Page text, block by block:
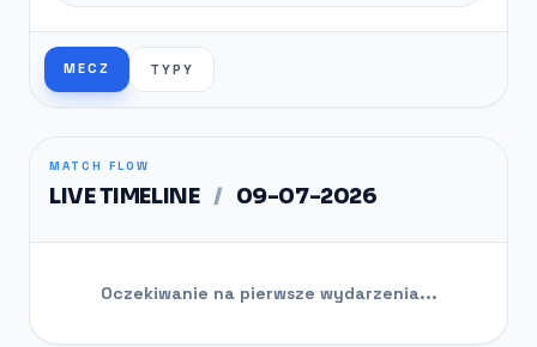
MECZ TYPY
MATCH FLOW
LIVE TIMELINE / 09-07-2026
Oczekiwanie na pierwsze wydarzenia...